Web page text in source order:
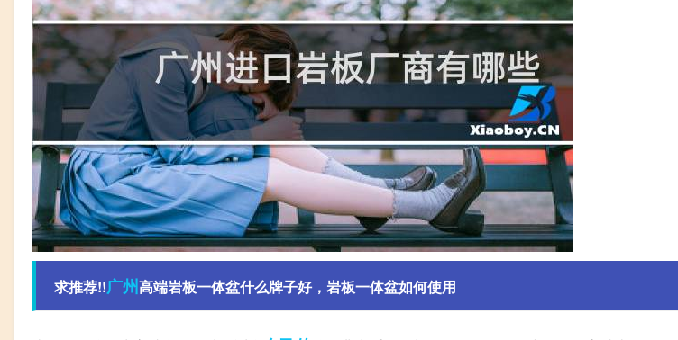
求推荐!!广州高端岩板一体盆什么牌子好，岩板一体盆如何使用